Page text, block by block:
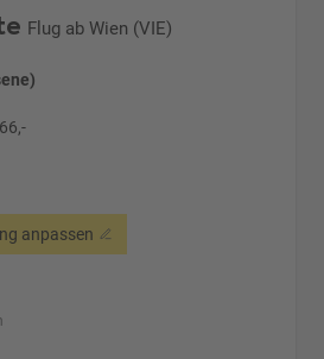
Flug ab Wien (VIE)
anpassen